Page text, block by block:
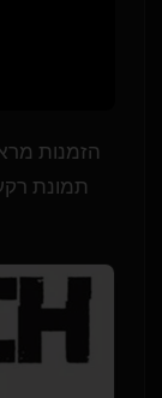
הזמנות
תמונת